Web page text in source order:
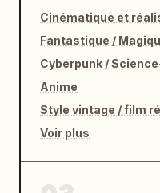
Cinématique et
Fantastique /
Cyberpunk /
Anime
Style vintage / film
Voir plus